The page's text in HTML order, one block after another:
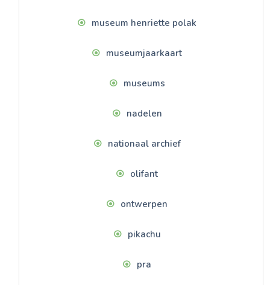
museum henriette polak
museumjaarkaart
museums
nadelen
nationaal archief
olifant
ontwerpen
pikachu
pra